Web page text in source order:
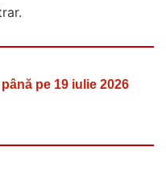
pe 19 iulie 2026